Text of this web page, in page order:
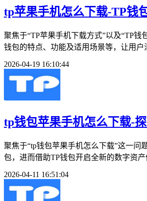
tp苹果手机怎么下载-TP钱
聚焦于“TP苹果手机下载方式”以及“TP
钱包的特点、功能及适用场景等，让用
2026-04-19 16:10:44
tp钱包苹果手机怎么下载-
聚焦于“tp钱包苹果手机怎么下载”这一
包，进而借助TP钱包开启全新的数字资
2026-04-11 16:51:04